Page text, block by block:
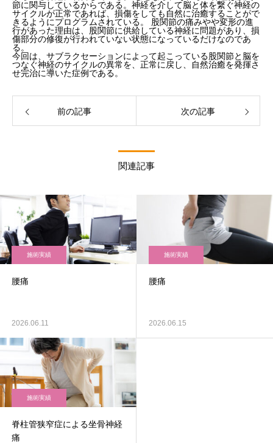
節に関与しているからである。神経を介して脳と体を繋ぐ神経の
サイクルが正常であれば、損傷をしても自然に治癒することがで
きるようにプログラムされている。 股関節の痛みやや変形の進
行があった理由は、股関節に供給している神経に問題があり、損
傷部分の修復が行われていない状態になっているだけなのであ
る。
今回は、サブラクセーションによって起こっている股関節と脳を
つなぐ神経のサイクルの異常を、正常に戻し、自然治癒を発揮さ
せ完治に導いた症例である。
前の記事 次の記事
関連記事
施術実績
腰痛
2026.06.11
施術実績
腰痛
2026.06.15
施術実績
脊柱管狭窄症による坐骨神経
痛